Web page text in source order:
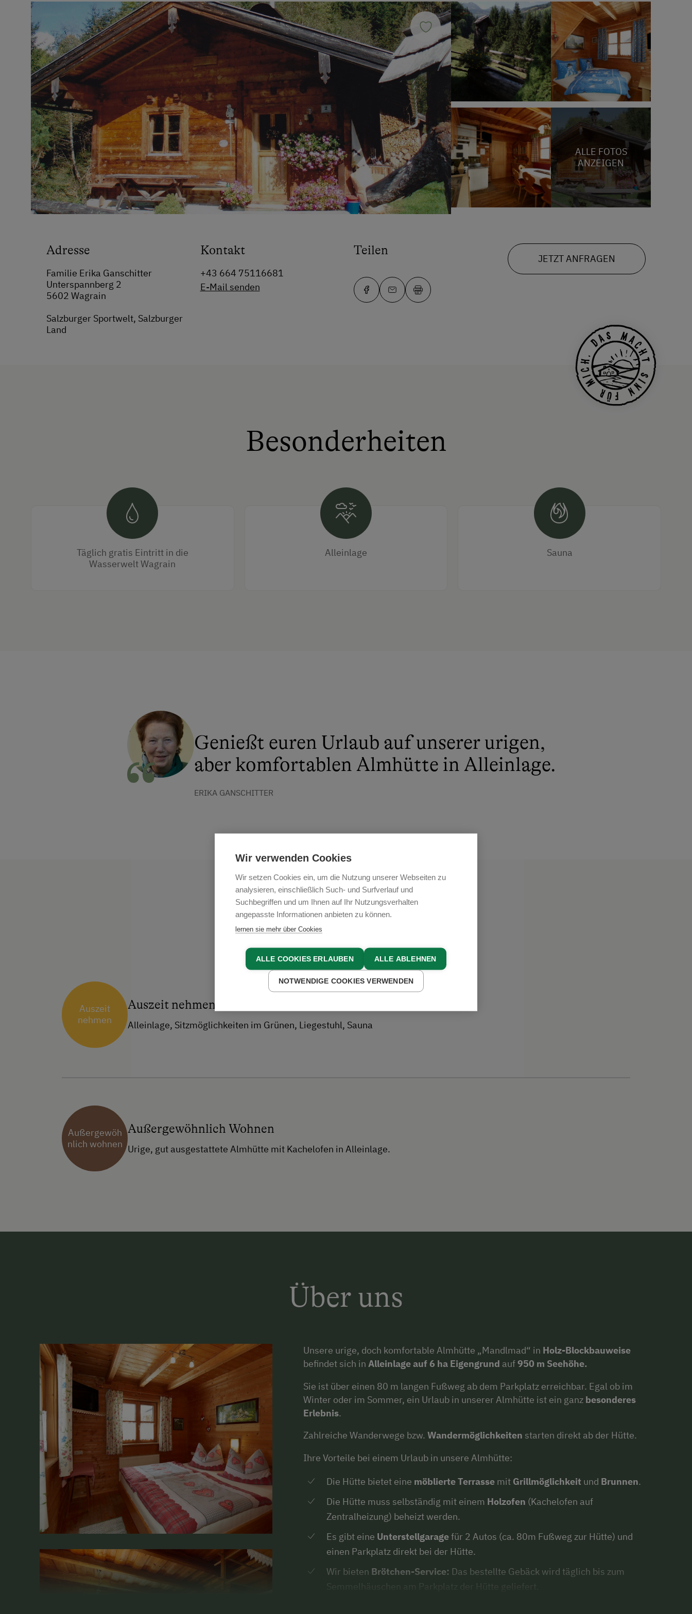
ALLE FOTOS
ANZEIGEN
Adresse
Familie Erika Ganschitter
Unterspannberg 2
5602 Wagrain
Salzburger Sportwelt, Salzburger
Land
Kontakt
+43 664 75116681
E-Mail senden
Teilen
JETZT ANFRAGEN
Besonderheiten
Täglich gratis Eintritt in die
Wasserwelt Wagrain
Alleinlage Sauna
Genießt euren Urlaub auf unserer urigen,
aber komfortablen Almhütte in Alleinlage.
ERIKA GANSCHITTER
Erlebnisse
Auszeit
nehmen
Auszeit nehmen
Alleinlage, Sitzmöglichkeiten im Grünen, Liegestuhl, Sauna
Außergewöh
nlich wohnen
Außergewöhnlich Wohnen
Urige, gut ausgestattete Almhütte mit Kachelofen in Alleinlage.
Über uns
Unsere urige, doch komfortable Almhütte „Mandlmad“ in Holz-Blockbauweise
befindet sich in Alleinlage auf 6 ha Eigengrund auf950 m Seehöhe.
Sie ist über einen 80 m langen Fußweg ab dem Parkplatz erreichbar. Egal ob im
Winter oder im Sommer, ein Urlaub in unserer Almhütte ist ein ganz besonderes
Erlebnis.
Zahlreiche Wanderwege bzw. Wandermöglichkeiten starten direkt ab der Hütte.
Ihre Vorteile bei einem Urlaub in unsere Almhütte:
Die Hütte bietet eine möblierte Terrassemit Grillmöglichkeitund Brunnen.
Die Hütte muss selbständig mit einem Holzofen (Kachelofen auf
Zentralheizung) beheizt werden.
Es gibt eine Unterstellgaragefür 2 Autos (ca. 80m Fußweg zur Hütte) und
einen Parkplatz direkt bei der Hütte.
Wir bieten Brötchen-Service: Das bestellte Gebäck wird täglich bis zum
Semmelhäuschen am Parkplatz der Hütte geliefert.
Wir verwenden Cookies
Wir setzen Cookies ein, um die Nutzung unserer Webseiten zu
analysieren, einschließlich Such- und Surfverlauf und
Suchbegriffen und um Ihnen auf Ihr Nutzungsverhalten
angepasste Informationen anbieten zu können.
lernen sie mehr über Cookies
ALLE COOKIES ERLAUBEN ALLE ABLEHNEN
NOTWENDIGE COOKIES VERWENDEN